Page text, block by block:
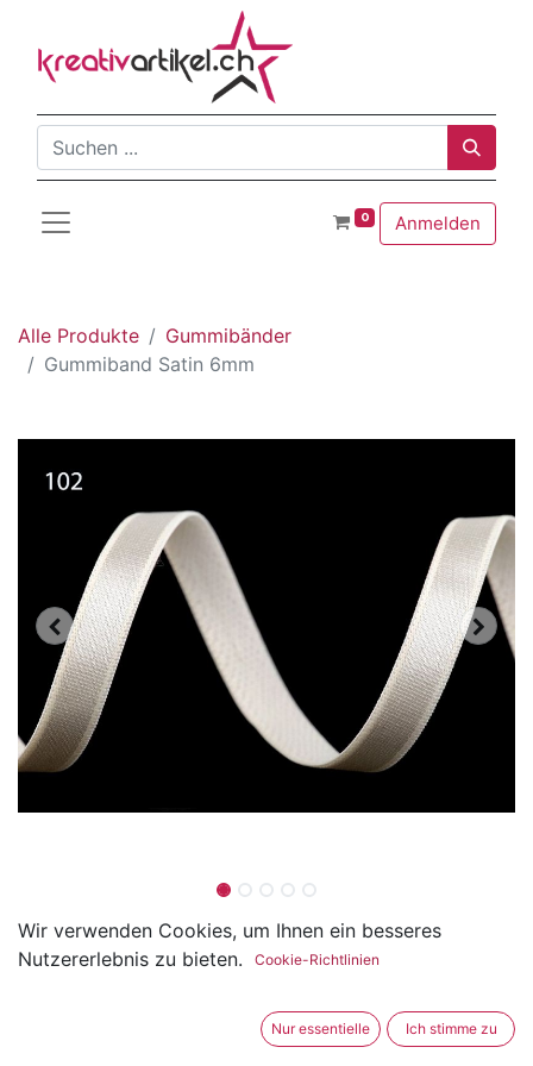
0 Anmelden
Alle Produkte
Gummibänder
Gummiband Satin 6mm
Gummiband Satin 6mm
Das Träger-Gummiband ist aus angenehmem
Wir verwenden Cookies, um Ihnen ein besseres
Nutzererlebnis zu bieten.
Cookie-Richtlinien
Nur essentielle Ich stimme zu